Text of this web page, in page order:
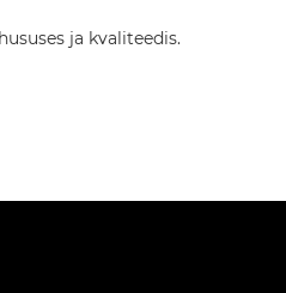
ja kvaliteedis.